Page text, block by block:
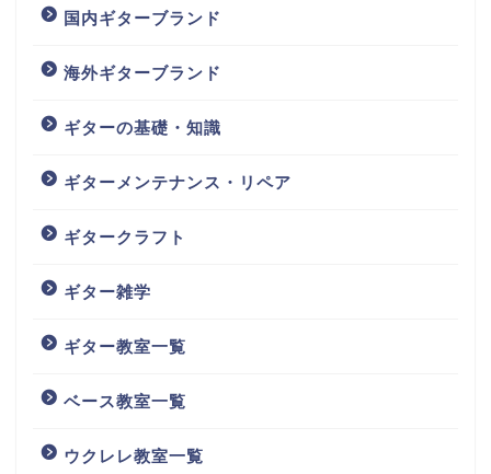
国内ギターブランド
海外ギターブランド
ギターの基礎・知識
ギターメンテナンス・リペア
ギタークラフト
ギター雑学
ギター教室一覧
ベース教室一覧
ウクレレ教室一覧